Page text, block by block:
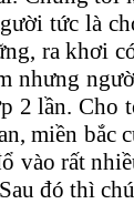
tức là
ra khơi
nhưng
2 lần.
miền bắc
vào rất
đó thì